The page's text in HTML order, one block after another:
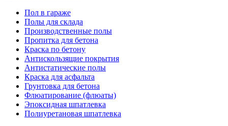
Пол в гараже
Полы для склада
Производственные полы
Пропитка для бетона
Краска по бетону
Антискользящие покрытия
Антистатические полы
Краска для асфальта
Грунтовка для бетона
Флюатирование (флюаты)
Эпоксидная шпатлевка
Полиуретановая шпатлевка